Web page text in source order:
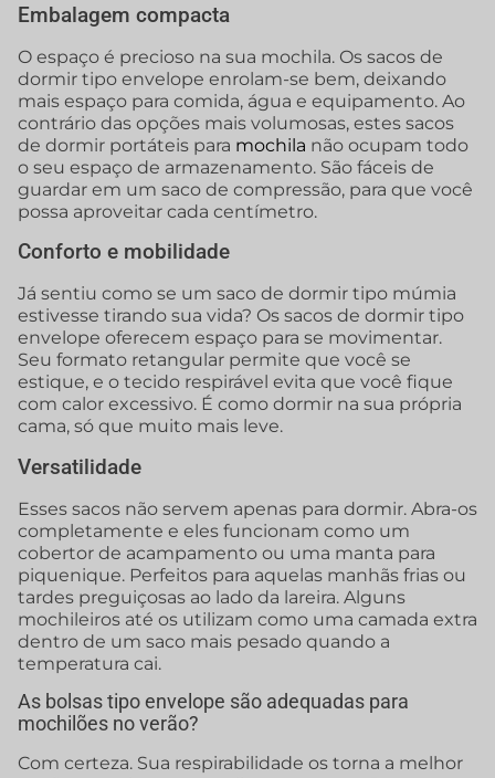
Embalagem compacta
O espaço é precioso na sua mochila. Os sacos de
dormir tipo envelope enrolam-se bem, deixando
mais espaço para comida, água e equipamento. Ao
contrário das opções mais volumosas, estes sacos
de dormir portáteis para mochila não ocupam todo
o seu espaço de armazenamento. São fáceis de
guardar em um saco de compressão, para que você
possa aproveitar cada centímetro.
Conforto e mobilidade
Já sentiu como se um saco de dormir tipo múmia
estivesse tirando sua vida? Os sacos de dormir tipo
envelope oferecem espaço para se movimentar.
Seu formato retangular permite que você se
estique, e o tecido respirável evita que você fique
com calor excessivo. É como dormir na sua própria
cama, só que muito mais leve.
Versatilidade
Esses sacos não servem apenas para dormir. Abra-os
completamente e eles funcionam como um
cobertor de acampamento ou uma manta para
piquenique. Perfeitos para aquelas manhãs frias ou
tardes preguiçosas ao lado da lareira. Alguns
mochileiros até os utilizam como uma camada extra
dentro de um saco mais pesado quando a
temperatura cai.
As bolsas tipo envelope são adequadas para
mochilões no verão?
Com certeza. Sua respirabilidade os torna a melhor